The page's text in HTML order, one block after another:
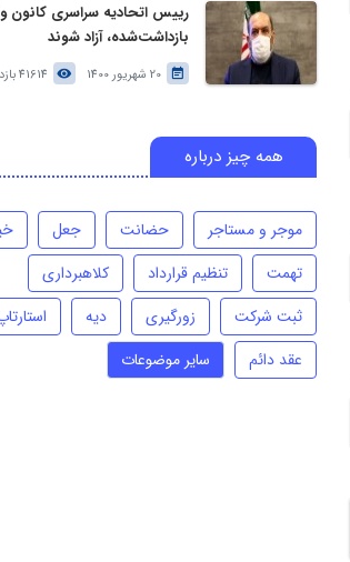
رییس اتحادیه سراسری کانون
بازداشت‌شده، آزاد شوند
20 شهریور 1400 41614 بازدید
همه چیز درباره
موجر و مستاجر حضانت جعل
تهمت
تنظیم قرارداد
کلاهبرداری
ثبت شرکت
زورگیری دیه
عقد دائم
سایر موضوعات